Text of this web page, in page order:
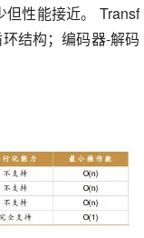
性能接近。 Transf
结构；编码器-解码